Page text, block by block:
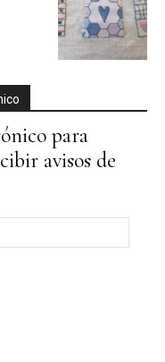
para
avisos de